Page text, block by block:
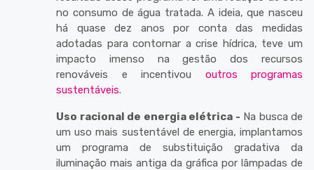
no consumo de água tratada. A ideia, que nasceu
há quase dez anos por conta das medidas
adotadas para contornar a crise hídrica, teve um
impacto imenso na gestão dos recursos
renováveis e incentivou outros programas
sustentáveis.
Uso racional de energia elétrica - Na busca de
um uso mais sustentável de energia, implantamos
um programa de substituição gradativa da
iluminação mais antiga da gráfica por lâmpadas de